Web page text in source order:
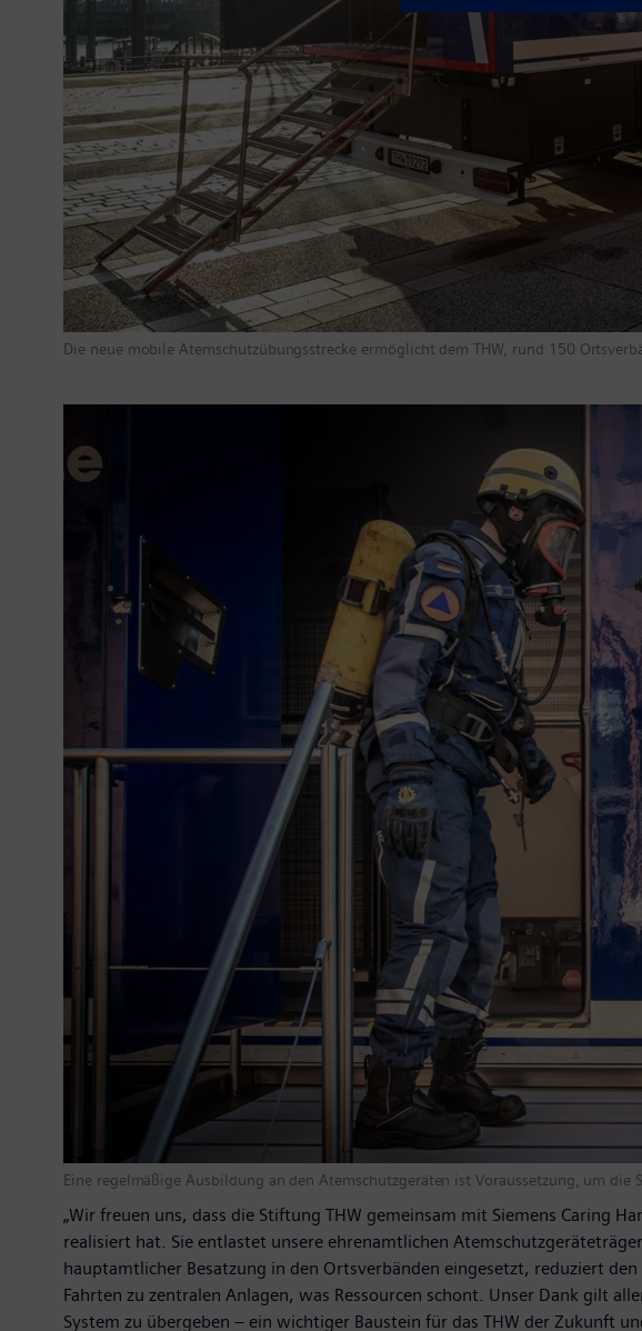
Die neue mobile Atemschutzübungsstrecke ermöglicht dem THW, rund 150
Eine regelmäßige Ausbildung an den Atemschutzgeräten ist Voraussetzung, um die
„Wir freuen uns, dass die Stiftung THW gemeinsam mit Siemens Caring
realisiert hat. Sie entlastet unsere ehrenamtlichen
hauptamtlicher Besatzung in den Ortsverbänden eingesetzt, reduziert
Fahrten zu zentralen Anlagen, was Ressourcen schont. Unser Dank gilt
System zu übergeben – ein wichtiger Baustein für das THW der Zukunft